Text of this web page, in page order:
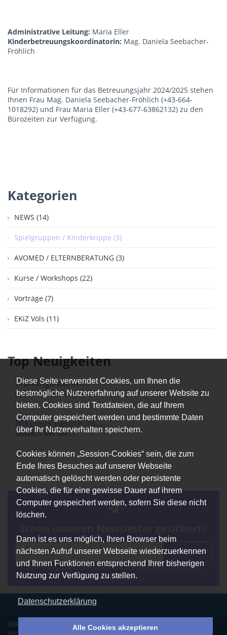
Diese Seite verwendet Cookies, um Ihnen die
bestmögliche Nutzererfahrung auf unserer Website zu
bieten. Cookies sind Textdateien, die auf Ihrem
Computer gespeichert werden und bestimmte Daten
über Ihr Nutzerverhalten speichern.
Cookies können „Session-Cookies“ sein, die zum
Ende Ihres Besuches auf unserer Webseite
automatisch gelöscht werden oder persistente
Cookies, die für eine gewisse Dauer auf ihrem
Computer gespeichert werden, sofern Sie diese nicht
löschen.
Dann ist es uns möglich, Ihren Browser beim
nächsten Aufruf unserer Webseite wiederzuerkennen
und Ihnen Funktionen entsprechend Ihrer bisherigen
Nutzung zur Verfügung zu stellen.
Datenschutzerklärung
Alle Cookies akzeptieren
Administrative Leitung: Maria Eller
Kinderbetreuungskoordinatorin: Mag. Daniela Seebacher-
Fröhlich
Für Informationen für das Betreuungsjahr 2024/2025 stehen
Ihnen Frau Mag. Daniela Seebacher-Fröhlich (+43-664-
1018292) und Frau Maria Eller (+43-677-63862132) zu den
Bürozeiten zur Verfügung.
Kategorien
NEWS (14)
Spielgruppen / Kinderkrippe (3)
AVOMED / ELTERNBERATUNG (3)
Kurse / Workshops (22)
Vorträge (7)
EKiZ Völs (11)
Top Neuigkeiten
Frühlingsfest im...
Das EKiZ Völs ladet alle...
Nikolaus Besuch im...
Gestern bei der...
Abonnieren
Abmeldung jederzeit möglich. Weitere Infos zum Datenschutz
erhalten Siehier.
Impressum Datenschutz | Erklärung zur Barrierefreiheit
Vereinssatzung
Vertrag widerrufen